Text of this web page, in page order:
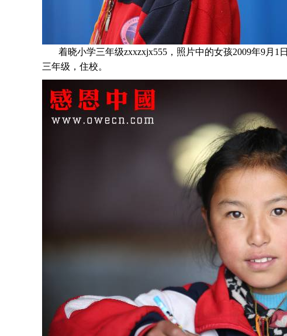
着晓小学三年级zxxzxjx555，照片中的女孩2009年9月1日
三年级 ，住校。